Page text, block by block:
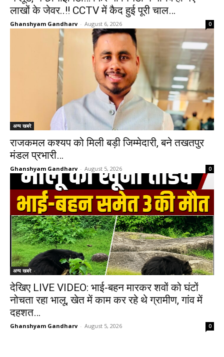
लाखों के जेवर..!! CCTV में कैद हुई पूरी चाल…
Ghanshyam Gandharv - August 6, 2026 0
अन्य खबरे
राजकमल कश्यप को मिली बड़ी जिम्मेदारी, बने तखतपुर
मंडल प्रभारी…
Ghanshyam Gandharv - August 5, 2026 0
अन्य खबरे
देखिए LIVE VIDEO: भाई-बहन मारकर शवों को घंटों
नोचता रहा भालू, खेत में काम कर रहे थे ग्रामीण, गांव में
दहशत…
Ghanshyam Gandharv - August 5, 2026 0